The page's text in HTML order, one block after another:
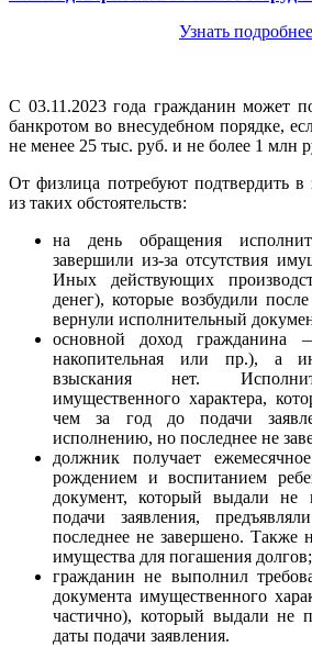
Узнать подробнее
С 03.11.2023 года гражданин может
банкротом во внесудебном порядке,
не менее 25 тыс. руб. и не более 1 млн
От физлица потребуют подтвердить
из таких обстоятельств:
на день обращения
завершили из-за отсутствия
Иных действующих
денег), которые возбудили
вернули исполнительный
основной доход гражданина
накопительная или пр.), а
взыскания нет.
имущественного характера,
чем за год до подачи
исполнению, но последнее не
должник получает
рождением и воспитанием
документ, который выдали
подачи заявления,
последнее не завершено. Также
имущества для погашения долгов;
гражданин не выполнил
документа имущественного
частично), который выдали не
даты подачи заявления.